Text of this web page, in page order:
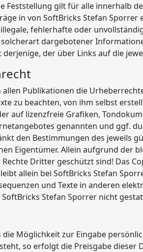
Feststellung gilt für alle innerhalb
in von SoftBricks Stefan
fehlerhafte oder
dargebotener
der über Links auf die
Publikationen die
zu beachten, von ihm selbst
auf lizenzfreie Grafiken,
genannten und ggf.
den Bestimmungen des jeweils
Eigentümer. Allein aufgrund der
Dritter geschützt sind! Das
allein bei SoftBricks Stefan
und Texte in anderen
Stefan Sporrer nicht
Möglichkeit zur Eingabe
so erfolgt die Preisgabe dieser